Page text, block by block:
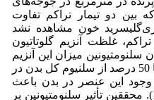
دو تیمار تراکم تفاوت
خون مشاهده نشد
غلظت آنزیم گلوتاتیون
سلنومتیونین میزان این آنزیم
در خون را افزایش داد. تقریباً 40 تا 50 درصد از سلنیوم کل بدن در
و وجود این عنصر در بدن باعث
افزایش فعالیت آنزیم می‌شود (11). محققین تأثیر سلنومتیونین بر